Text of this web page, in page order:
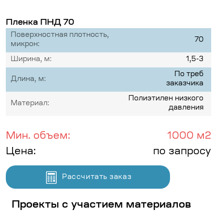
Пленка ПНД 70
Поверхностная плотность,
микрон:
70
Ширина, м: 1,5-3
Длина, м:
По треб
заказчика
Материал:
Полиэтилен низкого
давления
Мин. объем:
1000 м2
Цена:
по запросу
Рассчитать заказ
Проекты с участием материалов